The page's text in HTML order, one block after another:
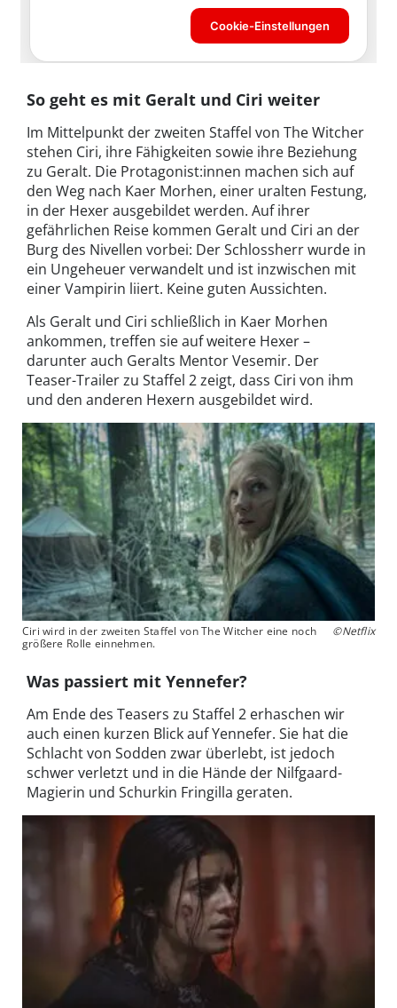
So geht es mit Geralt und Ciri weiter
Im Mittelpunkt der zweiten Staffel von The Witcher
stehen Ciri, ihre Fähigkeiten sowie ihre Beziehung
zu Geralt. Die Protagonist:innen machen sich auf
den Weg nach Kaer Morhen, einer uralten Festung,
in der Hexer ausgebildet werden. Auf ihrer
gefährlichen Reise kommen Geralt und Ciri an der
Burg des Nivellen vorbei: Der Schlossherr wurde in
ein Ungeheuer verwandelt und ist inzwischen mit
einer Vampirin liiert. Keine guten Aussichten.
Als Geralt und Ciri schließlich in Kaer Morhen
ankommen, treffen sie auf weitere Hexer –
darunter auch Geralts Mentor Vesemir. Der
Teaser-Trailer zu Staffel 2 zeigt, dass Ciri von ihm
und den anderen Hexern ausgebildet wird.
Ciri wird in der zweiten Staffel von The Witcher eine noch
größere Rolle einnehmen.
©Netflix
Was passiert mit Yennefer?
Am Ende des Teasers zu Staffel 2 erhaschen wir
auch einen kurzen Blick auf Yennefer. Sie hat die
Schlacht von Sodden zwar überlebt, ist jedoch
schwer verletzt und in die Hände der Nilfgaard-
Magierin und Schurkin Fringilla geraten.